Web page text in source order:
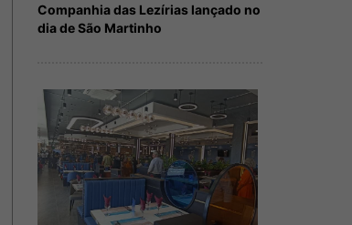
Companhia das Lezírias lançado no
dia de São Martinho